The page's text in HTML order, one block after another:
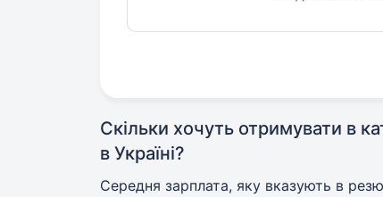
Скільки хочуть отримувати в
в Україні?
Середня зарплата, яку вказують в